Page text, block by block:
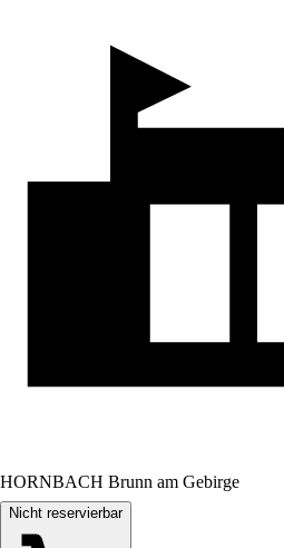
HORNBACH Brunn am Gebirge
Nicht reservierbar